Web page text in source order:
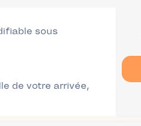
sous
de votre arrivée,